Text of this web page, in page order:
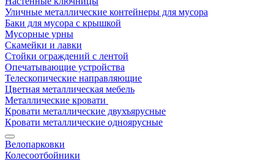
Уличные металлические контейнеры для мусора
Баки для мусора с крышкой
Мусорные урны
Скамейки и лавки
Стойки ограждений с лентой
Опечатывающие устройства
Телескопические направляющие
Цветная металлическая мебель
Металлические кровати
Кровати металлические двухъярусные
Кровати металлические одноярусные
Велопарковки
Колесоотбойники